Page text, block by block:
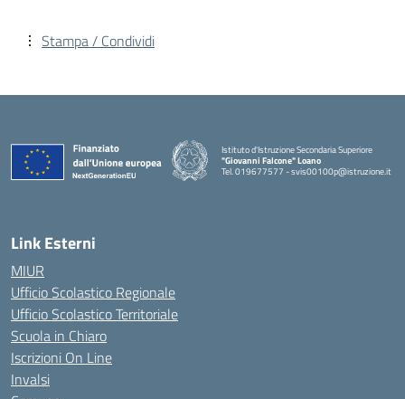
Stampa / Condividi
Istituto d'Istruzione Secondaria Superiore
"Giovanni Falcone" Loano
Tel. 019677577 - svis00100p@istruzione.it
— Visita la pagina iniziale della scuola
Link Esterni
MIUR
Ufficio Scolastico Regionale
Ufficio Scolastico Territoriale
Scuola in Chiaro
Iscrizioni On Line
Invalsi